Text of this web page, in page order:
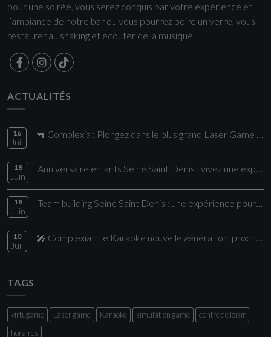
pour une soirée, vous serez conquis par votre expérience et
l’ambiance de notre bar ou vous pourrez boire un verre, vous
restaurer au snaking et écouter de la musique.
ACTUALITÉS
16
Juil
🔫 Complexia : Plongez dans le plus grand Laser Game de la région !
18
Juin
Anniversaire enfants Seine Saint Denis : vivez une expérience unique chez Comple
18
Juin
Team building Seine Saint Denis : une expérience pour vos collaborateurs
10
Juil
🎤 Complexia : Le Karaoké nouvelle génération, proche de Paris
TAGS
virtugame Laser game Karaoke simulation game
centre de loisir
horaires